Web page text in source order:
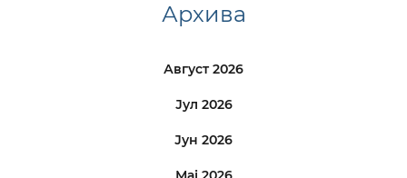
Архива
Август 2026
Јул 2026
Јун 2026